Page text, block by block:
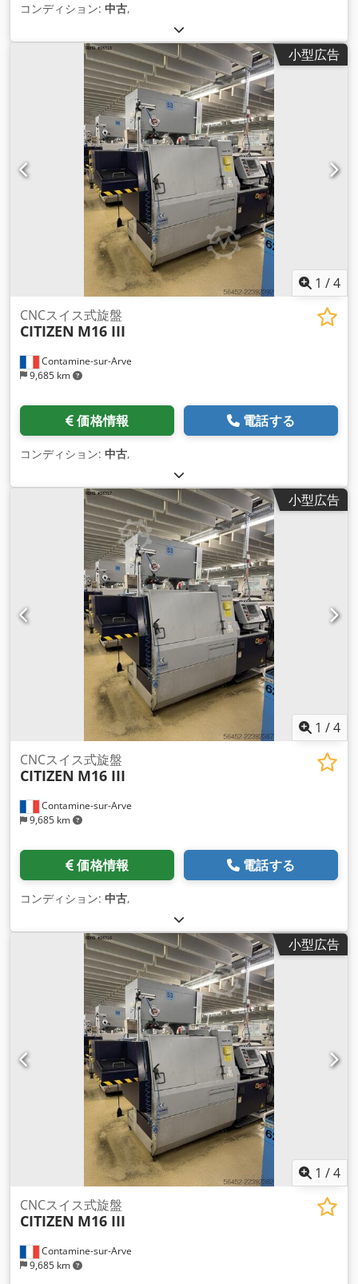
コンディション: 中古,
小型広告
1 /4
Contamine-sur-Arve
9,685 km
CNCスイス式旋盤
CITIZEN M16 III
価格情報 電話する
コンディション: 中古,
小型広告
1 /4
Contamine-sur-Arve
9,685 km
CNCスイス式旋盤
CITIZEN M16 III
価格情報 電話する
コンディション: 中古,
小型広告
1 /4
Contamine-sur-Arve
9,685 km
CNCスイス式旋盤
CITIZEN M16 III